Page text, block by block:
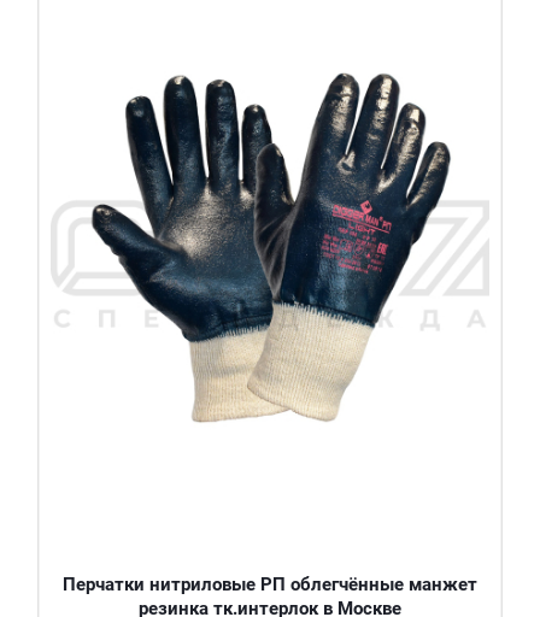
Перчатки нитриловые РП облегчённые манжет
резинка тк.интерлок в Москве